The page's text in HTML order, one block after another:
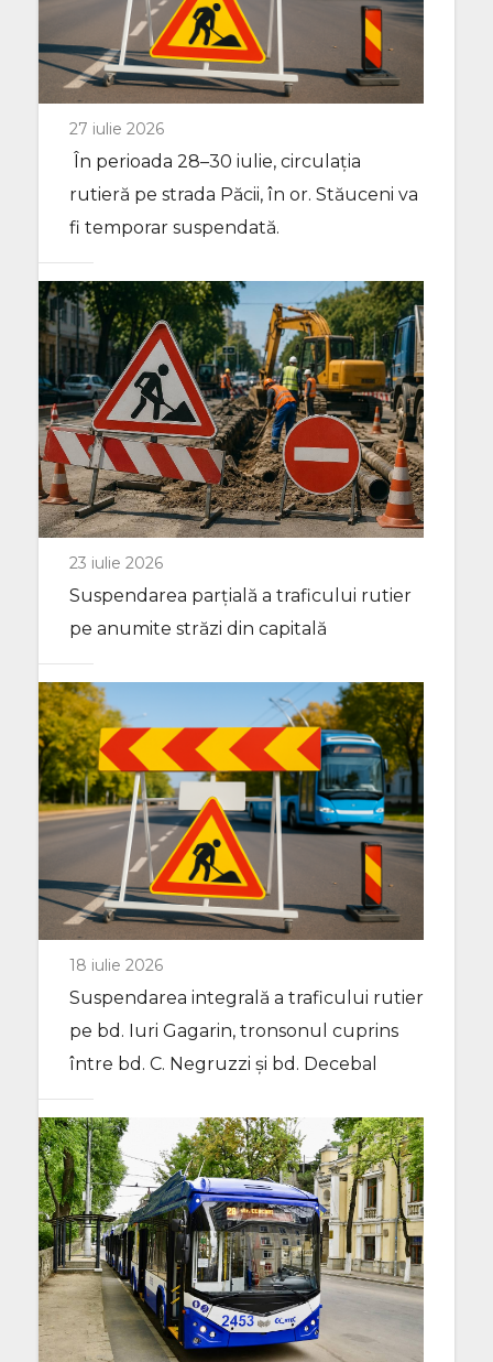
27 iulie 2026
În perioada 28–30 iulie, circulația
rutieră pe strada Păcii, în or. Stăuceni va
fi temporar suspendată.
23 iulie 2026
Suspendarea parțială a traficului rutier
pe anumite străzi din capitală
18 iulie 2026
Suspendarea integrală a traficului rutier
pe bd. Iuri Gagarin, tronsonul cuprins
între bd. C. Negruzzi și bd. Decebal